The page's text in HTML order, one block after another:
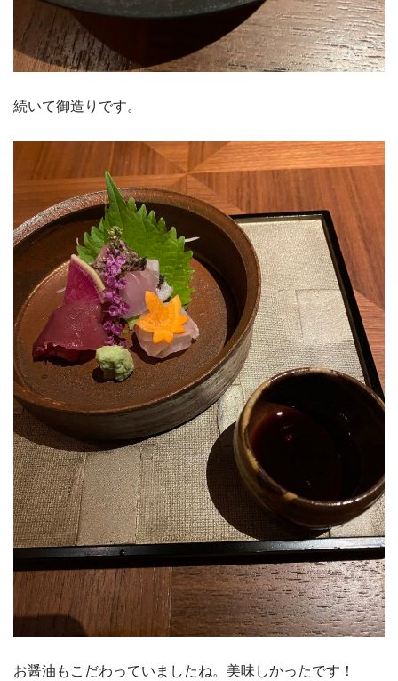
続いて御造りです。
お醤油もこだわっていましたね。美味しかったです！